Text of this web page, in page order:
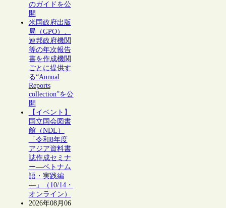
のガイドを公
開
米国政府出版
局（GPO）、
連邦政府機関
等の年次報告
書を作成機関
ごとに提供す
る“Annual
Reports
collection”を公
開
【イベント】
国立国会図書
館（NDL）
「令和8年度
アジア資料書
誌作成セミナ
ー―ベトナム
語・実践編
―」（10/14・
オンライン）
2026年08月06